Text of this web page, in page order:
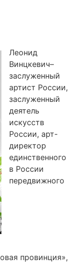
Леонид
Винцкевич–
заслуженный
артист России,
заслуженный
деятель
искусств
России, арт-
директор
единственного
в России
передвижного
провинция»,